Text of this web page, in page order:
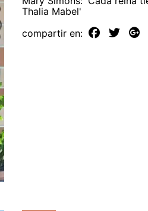
Thalia Mabel'
compartir en: